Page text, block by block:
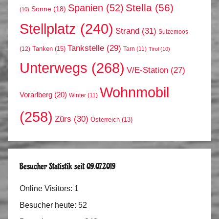
(10) Sonne (18) Spanien (52) Stella (56)
Stellplatz (240) Strand (31) Sulzemoos
(12) Tanken (15) Tankstelle (29) Tarn (11) Tirol (10)
Unterwegs (268) V/E-Station (27)
Vorarlberg (20) Winter (11) Wohnmobil
(258) Zürs (30) Österreich (13)
Besucher Statistik seit 09.07.2019
Online Visitors: 1
Besucher heute: 52